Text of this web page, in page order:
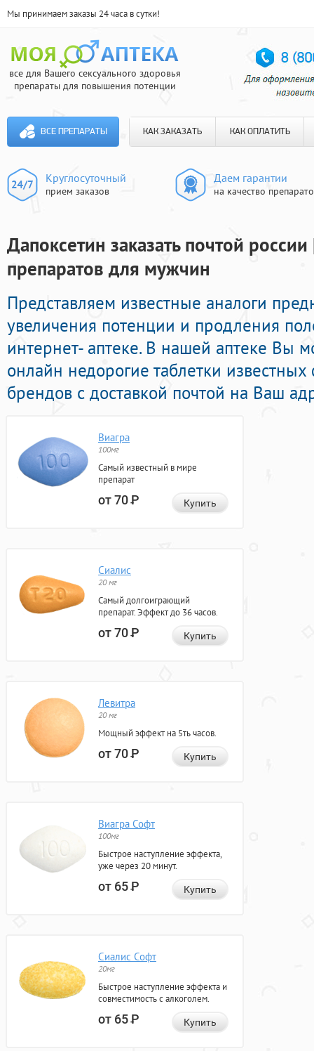
Мы принимаем заказы 24 часа в сутки!
все для Вашего сексуального здоровья
препараты для повышения потенции
ВСЕ ПРЕПАРАТЫ КАК ЗАКАЗАТЬ КАК ОПЛАТИТЬ
Круглосуточный
прием заказов
Даем гарантии
на качество
Дапоксетин заказать почтой
препаратов для мужчин
Представляем известные аналоги
увеличения потенции и продления
интернет- аптеке. В нашей аптеке Вы
онлайн недорогие таблетки
брендов с доставкой почтой на Ваш
Виагра
100мг
Самый известный в мире
препарат
от 70Р Купить
Сиалис
20 мг
Самый долгоиграющий
препарат. Эффект до 36 часов.
от 70Р Купить
Левитра
20 мг
Мощный эффект на 5ть часов.
от 70Р Купить
Виагра Софт
100мг
Быстрое наступление эффекта,
уже через 20 минут.
от 65Р Купить
Сиалис Софт
20мг
Быстрое наступление эффекта и
совместимость с алкоголем.
от 65Р Купить